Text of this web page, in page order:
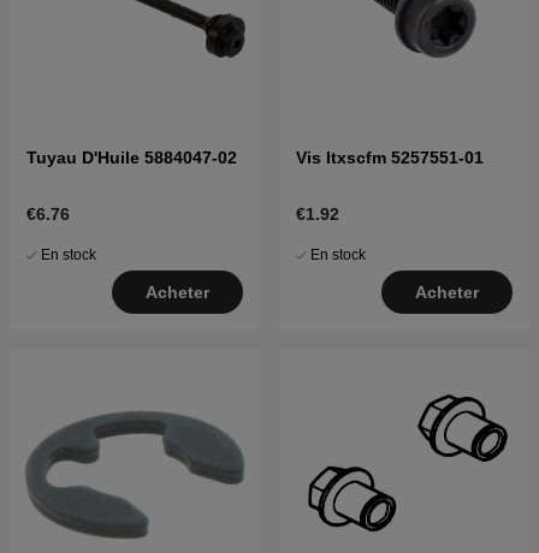
Tuyau D'Huile 5884047-02
€6.76
En stock
Acheter
Vis Itxscfm 5257551-01
€1.92
En stock
Acheter